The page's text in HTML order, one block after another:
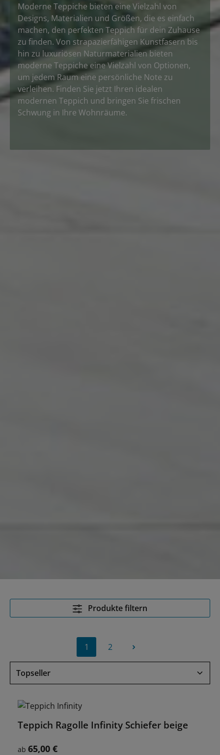
Moderne Teppiche bieten eine Vielzahl von
Designs, Materialien und Größen, die es einfach
machen, den perfekten Teppich für dein Zuhause
zu finden. Von strapazierfähigen Kunstfasern bis
hin zu luxuriösen Naturmaterialien bieten
moderne Teppiche eine Vielzahl von Optionen,
um jedem Raum eine persönliche Note zu
verleihen. Finden Sie jetzt Ihren idealen
modernen Teppich und bringen Sie frischen
Schwung in Ihre Wohnräume.
Produkte filtern
Seite
1 Seite
2
Teppich Ragolle Infinity Schiefer beige
Regulärer Preis:
ab 65,00 €